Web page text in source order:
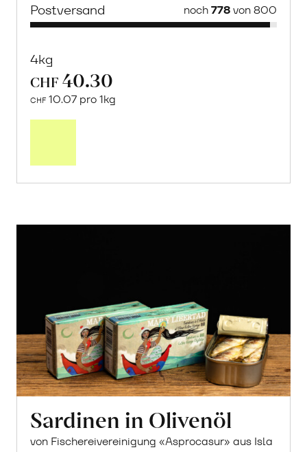
Postversand noch778von 800
4kg
CHF 40.30
CHF 10.07 pro 1kg
Post
Sardinen in Olivenöl
von Fischereivereinigung «Asprocasur» aus Isla